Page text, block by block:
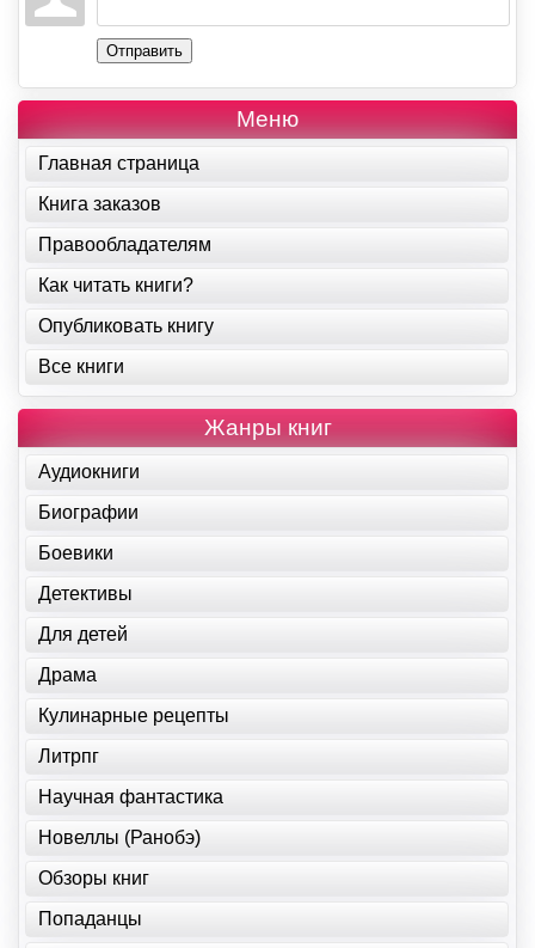
Отправить
Меню
Главная страница
Книга заказов
Правообладателям
Как читать книги?
Опубликовать книгу
Все книги
Жанры книг
Аудиокниги
Биографии
Боевики
Детективы
Для детей
Драма
Кулинарные рецепты
Литрпг
Научная фантастика
Новеллы (Ранобэ)
Обзоры книг
Попаданцы